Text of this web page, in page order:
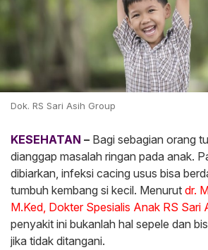
Dok. RS Sari Asih Group
KESEHATAN – Bagi sebagian orang
dianggap masalah ringan pada anak.
dibiarkan, infeksi cacing usus bisa
tumbuh kembang si kecil. Menurut dr.
M.Ked, Dokter Spesialis Anak RS Sari
penyakit ini bukanlah hal sepele dan
jika tidak ditangani.